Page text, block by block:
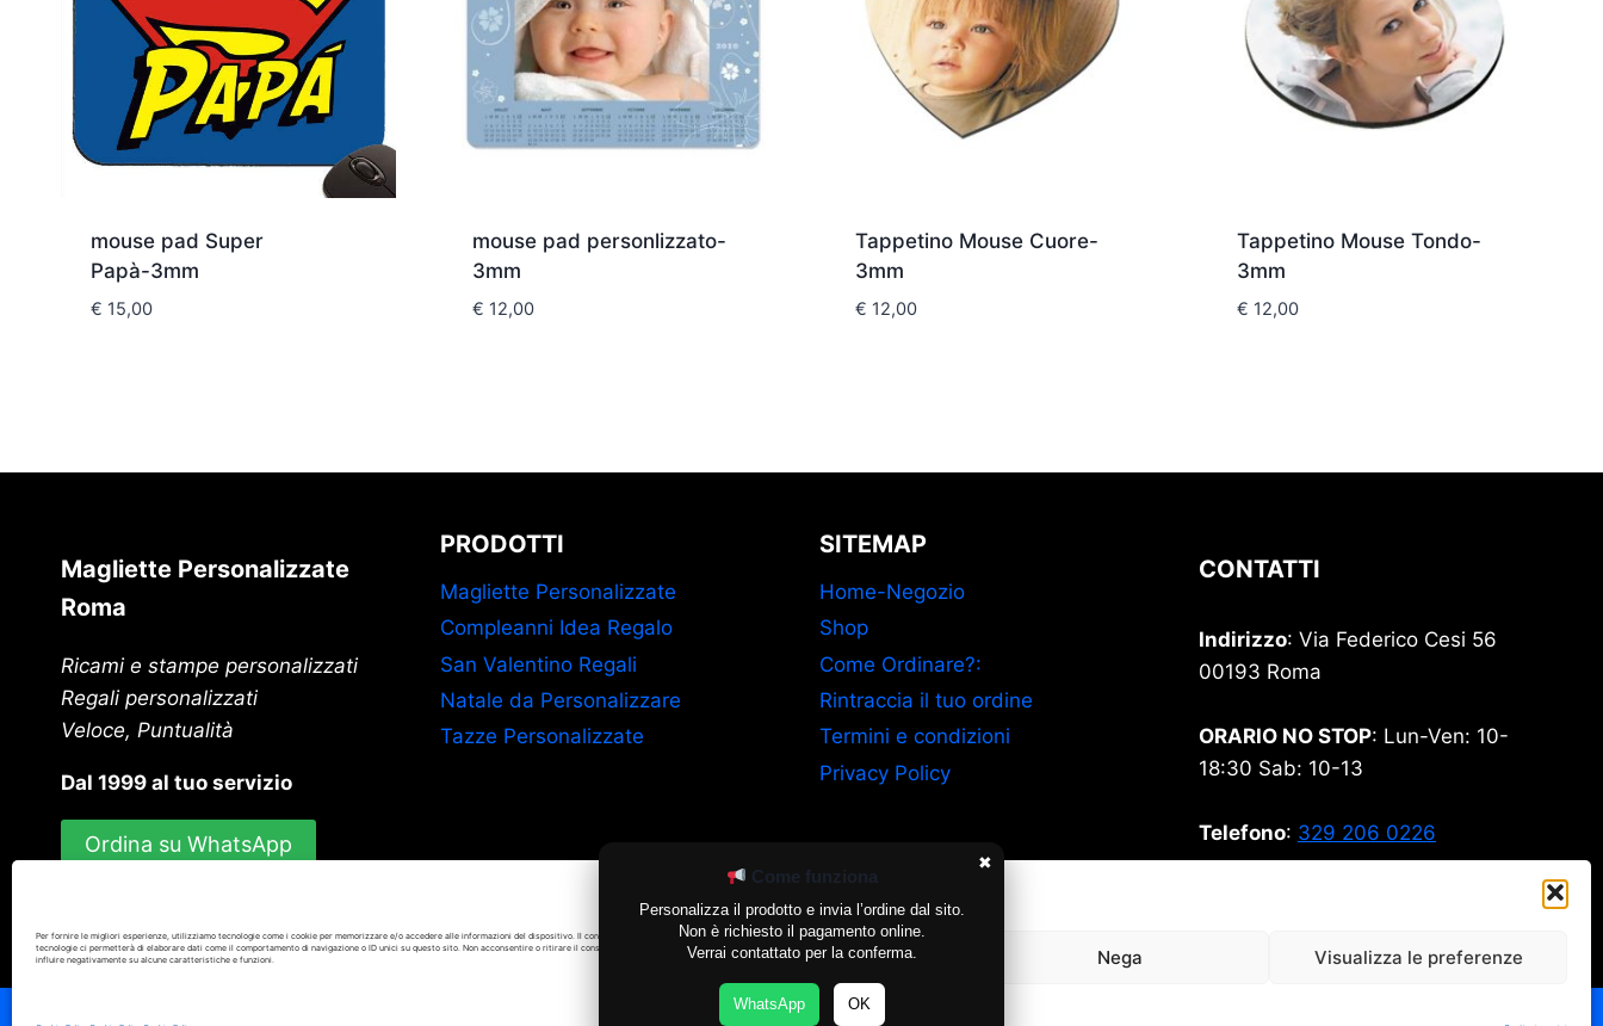
Gestisci Consenso Cookie
Per fornire le migliori esperienze, utilizziamo tecnologie come i cookie per memorizzare e/o accedere alle informazioni del dispositivo. Il consenso a queste
tecnologie ci permetterà di elaborare dati come il comportamento di navigazione o ID unici su questo sito. Non acconsentire o ritirare il consenso può
influire negativamente su alcune caratteristiche e funzioni.
Accetta Nega Visualizza le preferenze
mouse pad Super
Papà-3mm
€ 15,00
mouse pad personlizzato-
3mm
€ 12,00
Tappetino Mouse Cuore-
3mm
€ 12,00
Tappetino Mouse Tondo-
3mm
€ 12,00
Magliette Personalizzate
Roma
Ricami e stampe personalizzati
Regali personalizzati
Veloce, Puntualità
Dal 1999 al tuo servizio
Ordina su WhatsApp
PRODOTTI
Magliette Personalizzate
Compleanni Idea Regalo
San Valentino Regali
Natale da Personalizzare
Tazze Personalizzate
SITEMAP
Home-Negozio
Shop
Come Ordinare?:
Rintraccia il tuo ordine
Termini e condizioni
Privacy Policy
CONTATTI
Indirizzo: Via Federico Cesi 56
00193 Roma
ORARIO NO STOP: Lun-Ven: 10-
18:30 Sab: 10-13
Telefono: 329 206 0226
✖
Come funziona
Personalizza il prodotto e invia l’ordine dal sito.
Non è richiesto il pagamento online.
Verrai contattato per la conferma.
WhatsApp OK